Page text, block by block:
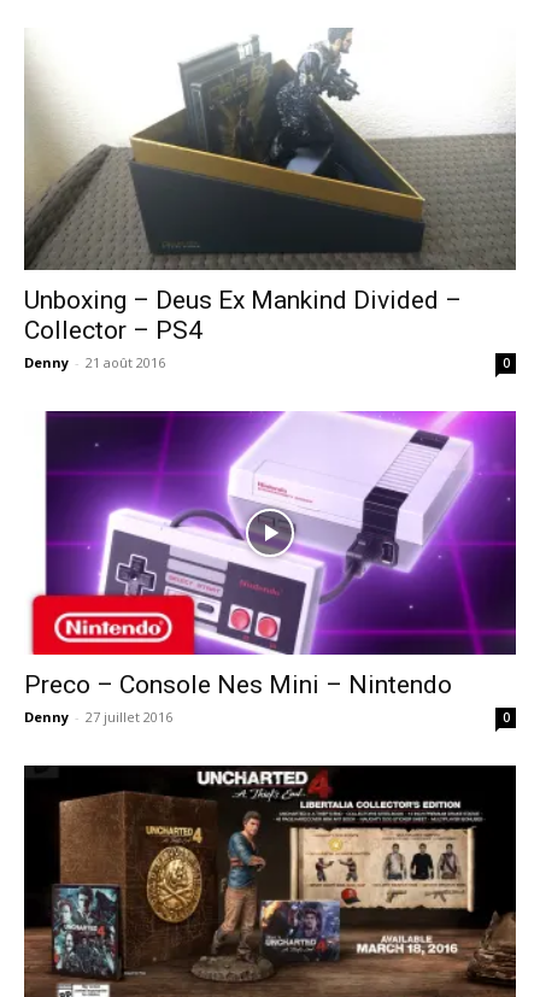
Unboxing – Deus Ex Mankind Divided –
Collector – PS4
Denny - 21 août 2016 0
Preco – Console Nes Mini – Nintendo
Denny - 27 juillet 2016 0